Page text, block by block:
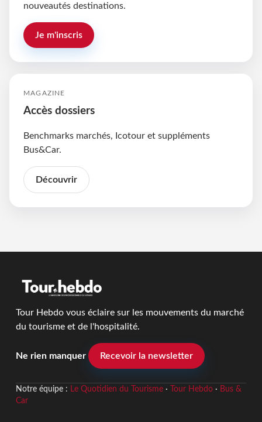
nouveautés destinations.
Je m'inscris
MAGAZINE
Accès dossiers
Benchmarks marchés, Icotour et suppléments
Bus&Car.
Découvrir
Tour Hebdo vous éclaire sur les mouvements du marché
du tourisme et de l'hospitalité.
Ne rien manquer Recevoir la newsletter
Notre équipe : Le Quotidien du Tourisme· Tour Hebdo· Bus &
Car